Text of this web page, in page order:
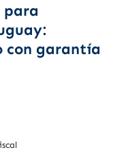
para
con garantía